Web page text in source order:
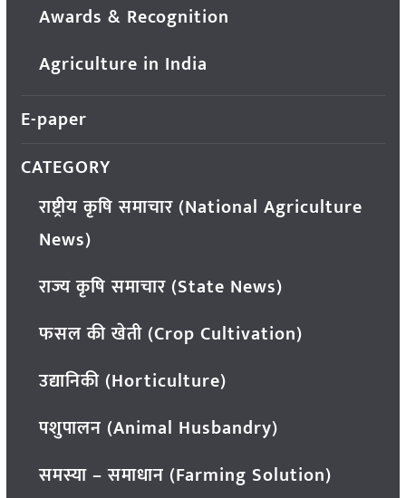
Awards & Recognition
Agriculture in India
E-paper
CATEGORY
राष्ट्रीय कृषि समाचार (National Agriculture
News)
राज्य कृषि समाचार (State News)
फसल की खेती (Crop Cultivation)
उद्यानिकी (Horticulture)
पशुपालन (Animal Husbandry)
समस्या – समाधान (Farming Solution)